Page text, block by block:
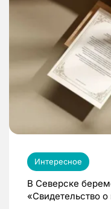
Интересное
В Северске
«Свидетельство